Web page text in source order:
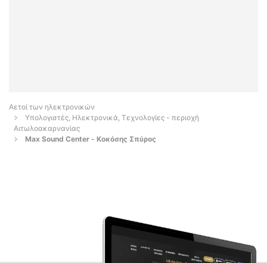
Αετοί των ηλεκτρονικών
Υπολογιστές, Ηλεκτρονικά, Τεχνολογίες - περιοχή
Αιτωλοακαρνανίας
Max Sound Center - Κοκόσης Σπύρος